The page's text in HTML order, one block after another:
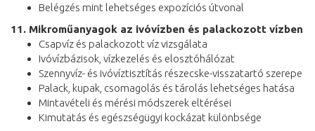
Belégzés mint lehetséges expozíciós útvonal
11. Mikroműanyagok az ivóvízben és palackozott vízben
Csapvíz és palackozott víz vizsgálata
Ivóvízbázisok, vízkezelés és elosztóhálózat
Szennyvíz- és ivóvíztisztítás részecske-visszatartó szerepe
Palack, kupak, csomagolás és tárolás lehetséges hatása
Mintavételi és mérési módszerek eltérései
Kimutatás és egészségügyi kockázat különbsége